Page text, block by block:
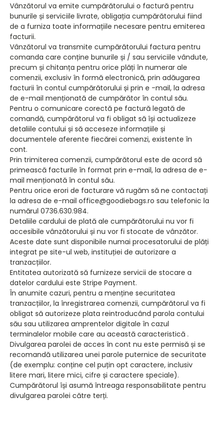
Vânzătorul va emite cumpărătorului o factură pentru
bunurile și serviciile livrate, obligația cumpărătorului fiind
de a furniza toate informațiile necesare pentru emiterea
facturii.
Vânzătorul va transmite cumpărătorului factura pentru
comanda care conține bunurile și / sau serviciile vândute,
precum și chitanța pentru orice plăți în numerar ale
comenzii, exclusiv în formă electronică, prin adăugarea
facturii în contul cumpărătorului și prin e -mail, la adresa
de e-mail menționată de cumpărător în contul său.
Pentru o comunicare corectă pe factură legată de
comandă, cumpărătorul va fi obligat să își actualizeze
detaliile contului și să acceseze informațiile și
documentele aferente fiecărei comenzi, existente în
cont.
Prin trimiterea comenzii, cumpărătorul este de acord să
primească facturile în format prin e-mail, la adresa de e-
mail menționată în contul său.
Pentru orice erori de facturare vă rugăm să ne contactați
la adresa de e-mail office@goodiebags.ro sau telefonic la
numărul 0736.630.984.
Detaliile cardului de plată ale cumpărătorului nu vor fi
accesibile vânzătorului și nu vor fi stocate de vânzător.
Aceste date sunt disponibile numai procesatorului de plăți
integrat pe site-ul web, instituției de autorizare a
tranzacțiilor.
Entitatea autorizată să furnizeze servicii de stocare a
datelor cardului este Stripe Payment.
În anumite cazuri, pentru a menține securitatea
tranzacțiilor, la înregistrarea comenzii, cumpărătorul va fi
obligat să autorizeze plata reintroducând parola contului
său sau utilizarea amprentelor digitale în cazul
terminalelor mobile care au această caracteristică .
Divulgarea parolei de acces în cont nu este permisă și se
recomandă utilizarea unei parole puternice de securitate
(de exemplu: conține cel puțin opt caractere, inclusiv
litere mari, litere mici, cifre și caractere speciale).
Cumpărătorul își asumă întreaga responsabilitate pentru
divulgarea parolei către terți.